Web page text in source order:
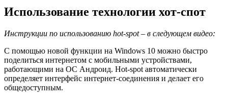
Использование технологии хот-спот
Инструкции по использованию hot-spot – в следующем видео:
С помощью новой функции на Windows 10 можно быстро
поделиться интернетом с мобильными устройствами,
работающими на ОС Андроид. Hot-spot автоматически
определяет интерфейс интернет-соединения и делает его
общедоступным.